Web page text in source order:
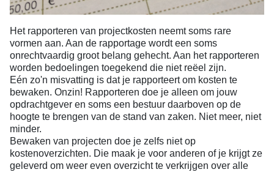
Het rapporteren van projectkosten neemt soms rare
vormen aan. Aan de rapportage wordt een soms
onrechtvaardig groot belang gehecht. Aan het rapporteren
worden bedoelingen toegekend die niet reëel zijn.
Eén zo'n misvatting is dat je rapporteert om kosten te
bewaken. Onzin! Rapporteren doe je alleen om jouw
opdrachtgever en soms een bestuur daarboven op de
hoogte te brengen van de stand van zaken. Niet meer, niet
minder.
Bewaken van projecten doe je zelfs niet op
kostenoverzichten. Die maak je voor anderen of je krijgt ze
geleverd om weer even overzicht te verkrijgen over alle